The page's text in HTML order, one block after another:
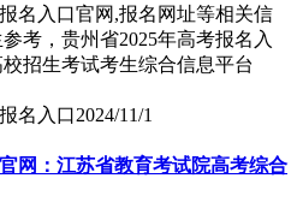
名入口官网,报名网址等相关信
考，贵州省2025年高考报名入
招生考试考生综合信息平台
名入口2024/11/1
网：江苏省教育考试院高考综合